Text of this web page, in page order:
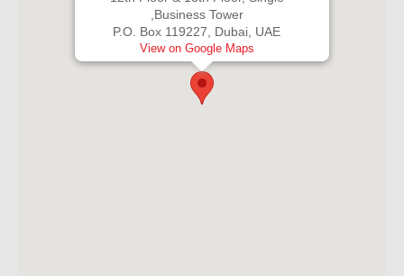
Business Tower,
P.O. Box 119227, Dubai, UAE
View on Google Maps